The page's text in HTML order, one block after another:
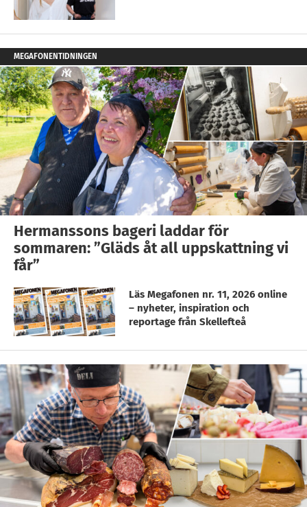
MEGAFONENTIDNINGEN
Hermanssons bageri laddar för
sommaren: ”Gläds åt all uppskattning vi
får”
Läs Megafonen nr. 11, 2026 online
– nyheter, inspiration och
reportage från Skellefteå